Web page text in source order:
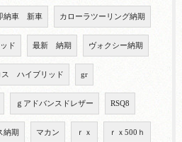
納車 新車 カローラツーリング納期
ド 最新 納期 ヴォクシー納期
ス ハイブリッド gr
ｇアドバンスドレザー RSQ8
納期 マカン ｒｘ ｒｘ500ｈ